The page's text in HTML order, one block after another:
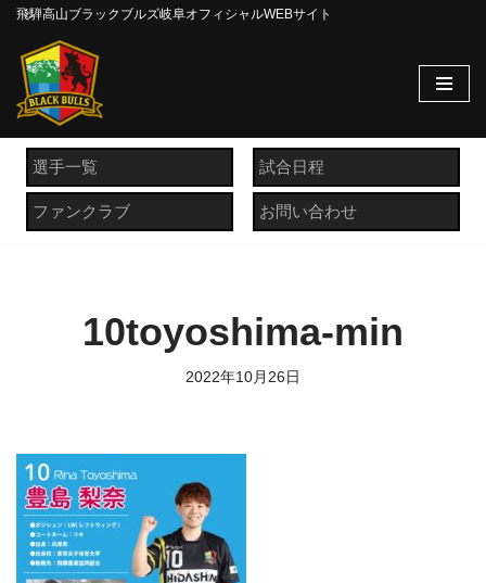
コ
ン
テ
ン
へ
飛騨高山ブラックブルズ岐阜オフィシャルWEBサイト
選手一覧 試合日程
ファンクラブ お問い合わせ
10toyoshima-min
2022年10月26日